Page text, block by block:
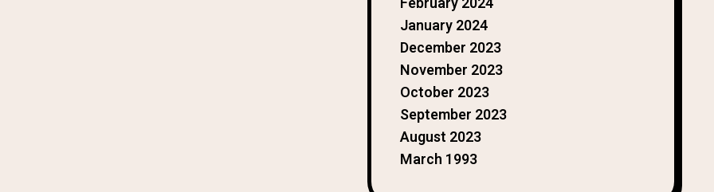
January 2024
December 2023
November 2023
October 2023
September 2023
August 2023
March 1993